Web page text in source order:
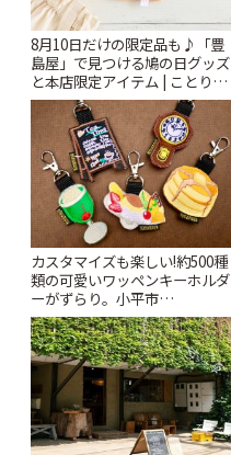
8月10日だけの限定品も♪「豊
島屋」で見つける鳩の日グッズ
と本店限定アイテム | ことりっ
ぷ
カスタマイズも楽しい!約500種
類の可愛いワッペンキーホルダ
ーがずらり。小平市
「Kimamaya T&K」 | ことりっ
ぷ